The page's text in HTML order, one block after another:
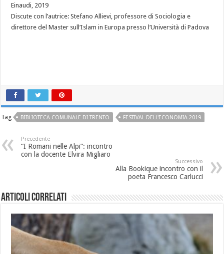
Einaudi, 2019
Discute con l’autrice: Stefano Allievi, professore di Sociologia e
direttore del Master sull’Islam in Europa presso l’Università di Padova
Tag BIBLIOTECA COMUNALE DI TRENTO FESTIVAL DELL'ECONOMIA 2019
Precedente
“I Romani nelle Alpi”: incontro
con la docente Elvira Migliaro
Successivo
Alla Bookique incontro con il
poeta Francesco Carlucci
Articoli correlati